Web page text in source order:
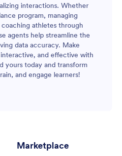
interactions. Whether
program, managing
athletes through
agents help streamline the
data accuracy. Make
and effective with
yours today and transform
and engage learners!
Marketplace